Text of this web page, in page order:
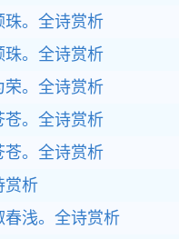
。 全诗赏析
。 全诗赏析
。 全诗赏析
。 全诗赏析
。 全诗赏析
赏析
浅。 全诗赏析